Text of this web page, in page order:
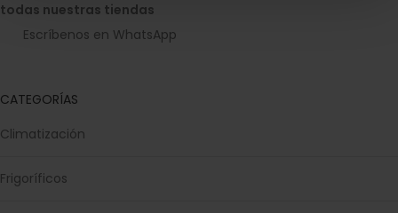
todas nuestras tiendas
Escríbenos en WhatsApp
CATEGORÍAS
Climatización
Frigoríficos